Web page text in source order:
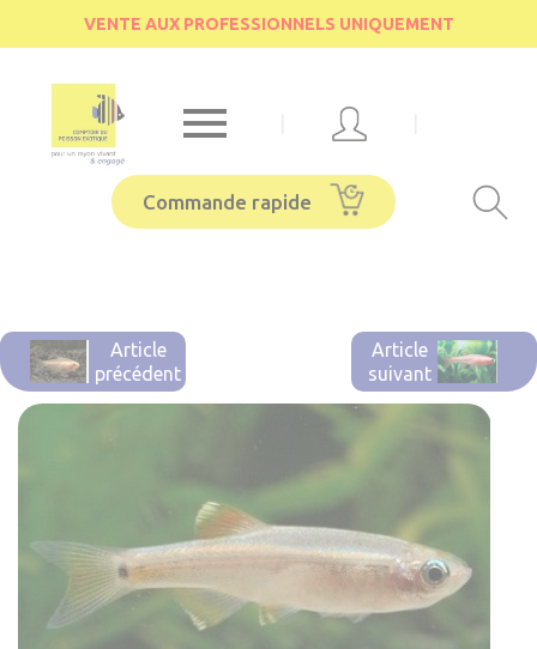
VENTE AUX PROFESSIONNELS UNIQUEMENT

Commande rapide
Article
précédent
Article
suivant